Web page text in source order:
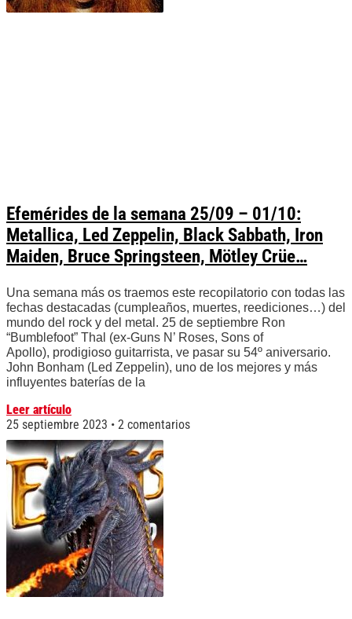
Efemérides de la semana 25/09 – 01/10:
Metallica, Led Zeppelin, Black Sabbath, Iron
Maiden, Bruce Springsteen, Mötley Crüe…
Una semana más os traemos este recopilatorio con todas las
fechas destacadas (cumpleaños, muertes, reediciones…) del
mundo del rock y del metal. 25 de septiembre Ron
“Bumblefoot” Thal (ex-Guns N’ Roses, Sons of
Apollo), prodigioso guitarrista, ve pasar su 54º aniversario.
John Bonham (Led Zeppelin), uno de los mejores y más
influyentes baterías de la
Leer artículo
25 septiembre 2023
2 comentarios